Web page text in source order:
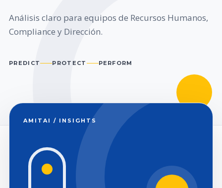
Análisis claro para equipos de Recursos Humanos,
Compliance y Dirección.
PREDICT PROTECT PERFORM
AMITAI / INSIGHTS